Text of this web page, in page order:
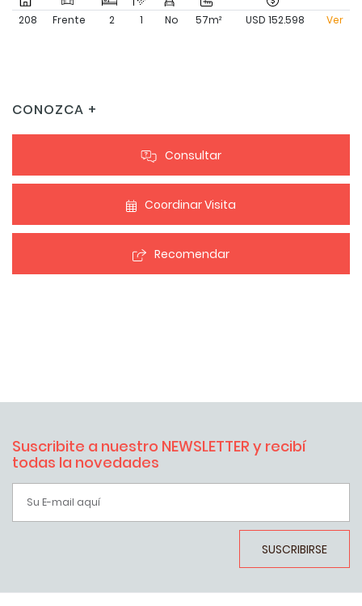
208 Frente 2 1 No 57m² USD 152.598 Ver
CONOZCA +
Consultar
Coordinar Visita
Recomendar
Suscribite a nuestro NEWSLETTER y recibí
todas la novedades
SUSCRIBIRSE